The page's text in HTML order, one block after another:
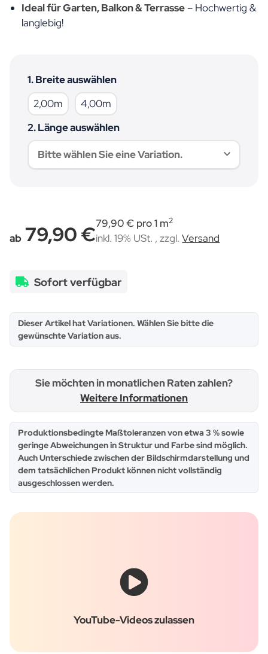
Ideal für Garten, Balkon & Terrasse– Hochwertig &
langlebig!
1. Breite auswählen
2,00m 2,00m4,00m
2. Länge auswählen
Bitte wählen Sie eine Variation.
ab 79,90 €79,90 € pro 1 m2
inkl. 19% USt. , zzgl.Versand
Sofort verfügbar
x
Dieser Artikel hat Variationen. Wählen Sie bitte die
gewünschte Variation aus.
Sie möchten in monatlichen Raten zahlen?
Weitere Informationen
x
Produktionsbedingte Maßtoleranzen von etwa 3 % sowie
geringe Abweichungen in Struktur und Farbe sind möglich.
Auch Unterschiede zwischen der Bildschirmdarstellung und
dem tatsächlichen Produkt können nicht vollständig
ausgeschlossen werden.
YouTube-Videos zulassen